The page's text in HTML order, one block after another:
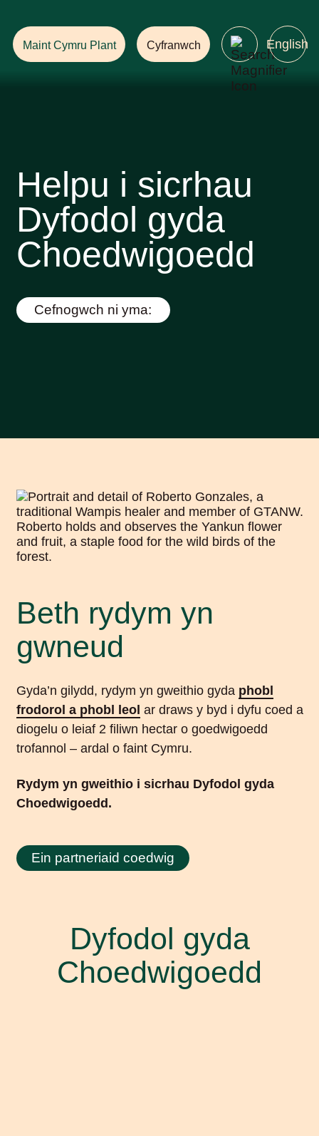
Helpu i sicrhau
Dyfodol gyda
Choedwigoedd
Cefnogwch ni yma:
Beth rydym yn
gwneud
Gyda’n gilydd, rydym yn gweithio gyda phobl
frodorol a phobl leol ar draws y byd i dyfu coed a
diogelu o leiaf 2 filiwn hectar o goedwigoedd
trofannol – ardal o faint Cymru.
Rydym yn gweithio i sicrhau Dyfodol gyda
Choedwigoedd.
Ein partneriaid coedwig
Dyfodol gyda
Choedwigoedd
Maint Cymru Plant Cyfranwch English